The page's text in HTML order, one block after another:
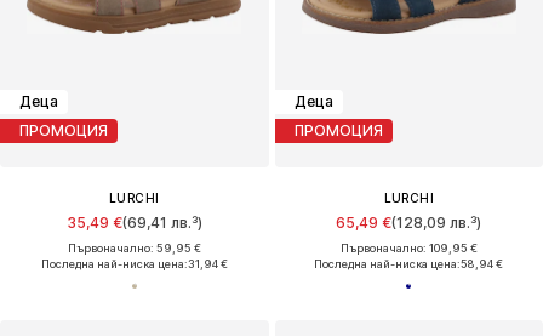
Деца
ПРОМОЦИЯ
LURCHI
35,49 €(69,41 лв.³)
Първоначално: 59,95 €
Последна най-ниска цена:31,94 €
Деца
ПРОМОЦИЯ
LURCHI
65,49 €(128,09 лв.³)
Първоначално: 109,95 €
Последна най-ниска цена:58,94 €